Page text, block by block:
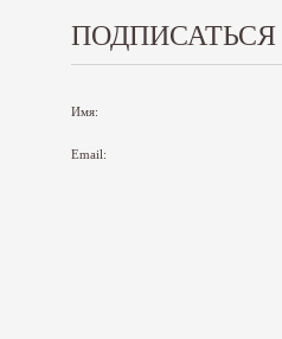
Имя:
Email: